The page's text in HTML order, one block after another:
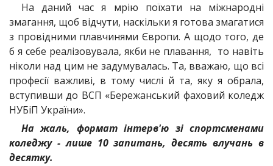
На даний час я мрію поїхати на міжнародні
змагання, щоб відчути, наскільки я готова змагатися
з провідними плавчинями Європи. А щодо того, де
б я себе реалізовувала, якби не плавання, то навіть
ніколи над цим не задумувалась. Та, вважаю, що всі
професії важливі, в тому числі й та, яку я обрала,
вступивши до ВСП «Бережанський фаховий коледж
НУБіП України».
На жаль, формат інтерв'ю зі спортсменами
коледжу - лише 10 запитань, десять влучань в
десятку.